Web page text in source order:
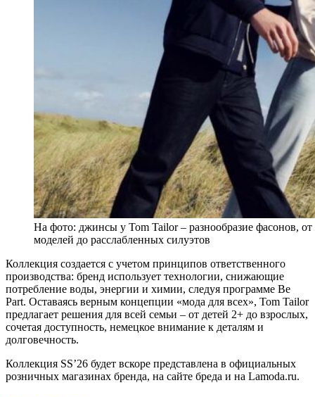
На фото: джинсы у Tom Tailor – разнообразие фасонов,
моделей до расслабленных силуэтов
Коллекция создается с учетом принципов ответственного
производства: бренд использует технологии, снижающие
потребление воды, энергии и химии, следуя программе Be
Part. Оставаясь верным концепции «мода для всех», Tom Tailor
предлагает решения для всей семьи – от детей 2+ до взрослых,
сочетая доступность, немецкое внимание к деталям и
долговечность.
Коллекция SS’26 будет вскоре представлена в официальных
розничных магазинах бренда, на сайте бреда и на Lamoda.ru.